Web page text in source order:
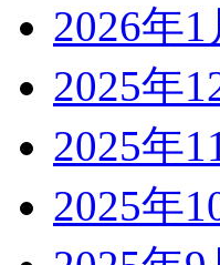
2026年1
2025年
2025年
2025年